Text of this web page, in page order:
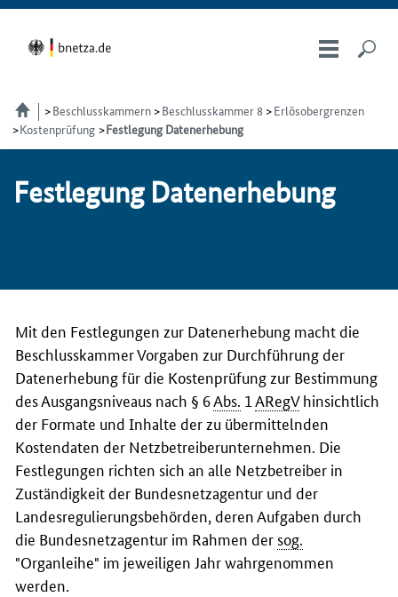
Beschlusskammern Beschlusskammer 8
Erlösobergrenzen
Kostenprüfung
Festlegung Datenerhebung
Fest­le­gung Da­te­ner­he­bung
Mit den Festlegungen zur Datenerhebung macht die
Beschlusskammer Vorgaben zur Durchführung der
Datenerhebung für die Kostenprüfung zur Bestimmung
des Ausgangsniveaus nach § 6Abs. 1 ARegVhinsichtlich
der Formate und Inhalte der zu übermittelnden
Kostendaten der Netzbetreiberunternehmen. Die
Festlegungen richten sich an alle Netzbetreiber in
Zuständigkeit der Bundesnetzagentur und der
Landesregulierungsbehörden, deren Aufgaben durch
die Bundesnetzagentur im Rahmen dersog.
"Organleihe" im jeweiligen Jahr wahrgenommen
werden.